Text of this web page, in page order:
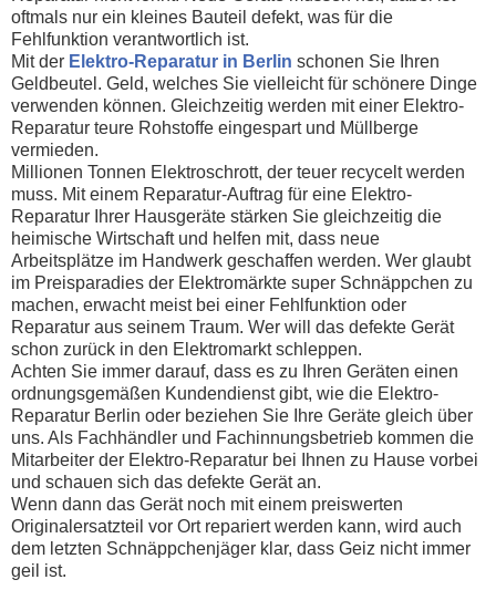
oftmals nur ein kleines Bauteil defekt, was für die
Fehlfunktion verantwortlich ist.
Mit der Elektro-Reparatur in Berlin schonen Sie Ihren
Geldbeutel. Geld, welches Sie vielleicht für schönere Dinge
verwenden können. Gleichzeitig werden mit einer Elektro-
Reparatur teure Rohstoffe eingespart und Müllberge
vermieden.
Millionen Tonnen Elektroschrott, der teuer recycelt werden
muss. Mit einem Reparatur-Auftrag für eine Elektro-
Reparatur Ihrer Hausgeräte stärken Sie gleichzeitig die
heimische Wirtschaft und helfen mit, dass neue
Arbeitsplätze im Handwerk geschaffen werden. Wer glaubt
im Preisparadies der Elektromärkte super Schnäppchen zu
machen, erwacht meist bei einer Fehlfunktion oder
Reparatur aus seinem Traum. Wer will das defekte Gerät
schon zurück in den Elektromarkt schleppen.
Achten Sie immer darauf, dass es zu Ihren Geräten einen
ordnungsgemäßen Kundendienst gibt, wie die Elektro-
Reparatur Berlin oder beziehen Sie Ihre Geräte gleich über
uns. Als Fachhändler und Fachinnungsbetrieb kommen die
Mitarbeiter der Elektro-Reparatur bei Ihnen zu Hause vorbei
und schauen sich das defekte Gerät an.
Wenn dann das Gerät noch mit einem preiswerten
Originalersatzteil vor Ort repariert werden kann, wird auch
dem letzten Schnäppchenjäger klar, dass Geiz nicht immer
geil ist.